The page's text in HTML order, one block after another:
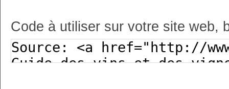
Code à utiliser sur votre site web,